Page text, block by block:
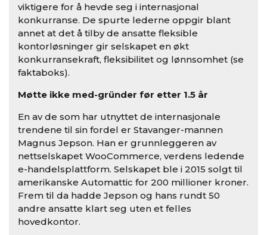
viktigere for å hevde seg i internasjonal
konkurranse. De spurte lederne oppgir blant
annet at det å tilby de ansatte fleksible
kontorløsninger gir selskapet en økt
konkurransekraft, fleksibilitet og lønnsomhet (se
faktaboks).
Møtte ikke med-gründer før etter 1.5 år
En av de som har utnyttet de internasjonale
trendene til sin fordel er Stavanger-mannen
Magnus Jepson. Han er grunnleggeren av
nettselskapet WooCommerce, verdens ledende
e-handelsplattform. Selskapet ble i 2015 solgt til
amerikanske Automattic for 200 millioner kroner.
Frem til da hadde Jepson og hans rundt 50
andre ansatte klart seg uten et felles
hovedkontor.